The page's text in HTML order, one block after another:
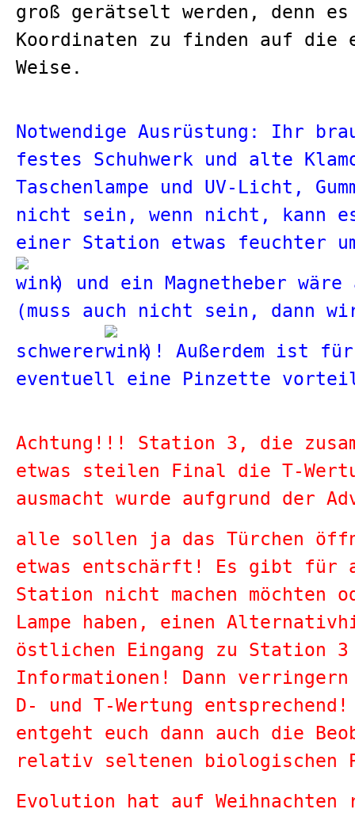
groß gerätselt werden, denn es
Koordinaten zu finden auf die
Weise.
Notwendige Ausrüstung: Ihr
festes Schuhwerk und alte
Taschenlampe und UV-Licht,
nicht sein, wenn nicht, kann
einer Station etwas feuchter
) und ein Magnetheber
(muss auch nicht sein, dann
schwerer
)! Außerdem ist für
eventuell eine Pinzette
Achtung!!! Station 3, die
etwas steilen Final die T-
ausmacht wurde aufgrund der
alle sollen ja das Türchen
etwas entschärft! Es gibt für
Station nicht machen möchten
Lampe haben, einen
östlichen Eingang zu Station 3
Informationen! Dann
D- und T-Wertung
entgeht euch dann auch die
relativ seltenen biologischen
Evolution hat auf